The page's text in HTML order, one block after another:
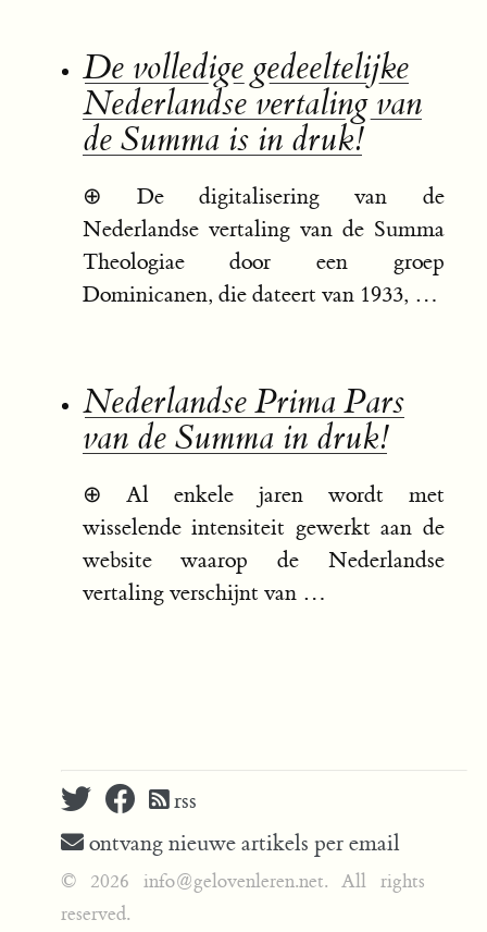
De volledige gedeeltelijke
Nederlandse vertaling van
de Summa is in druk!
⊕ De digitalisering van de
Nederlandse vertaling van de Summa
Theologiae door een groep
Dominicanen, die dateert van 1933, …
Nederlandse Prima Pars
van de Summa in druk!
⊕Al enkele jaren wordt met
wisselende intensiteit gewerkt aan de
website waarop de Nederlandse
vertaling verschijnt van …
rss
ontvang nieuwe artikels per email
© 2026 info@gelovenleren.net. All rights
reserved.